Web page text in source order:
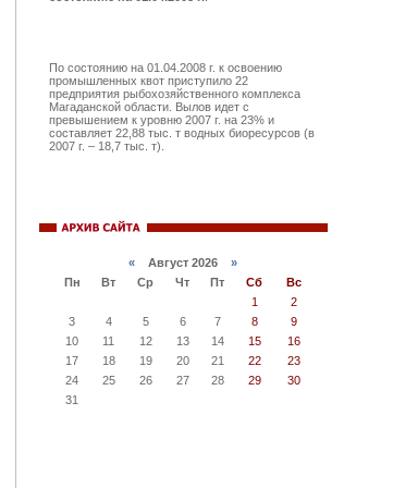
По состоянию на 01.04.2008 г. к освоению
промышленных квот приступило 22
предприятия рыбохозяйственного комплекса
Магаданской области. Вылов идет с
превышением к уровню 2007 г. на 23% и
составляет 22,88 тыс. т водных биоресурсов (в
2007 г. – 18,7 тыс. т).
« Август 2026 »
Пн
Вт Ср Чт Пт Сб
Вс
1
2
3
4 5 6 7 8
9
10
11 12 13 14 15
16
17
18 19 20 21 22
23
24
25 26 27 28 29
30
31